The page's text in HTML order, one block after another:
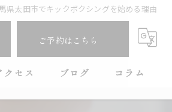
県太田市でキックボクシングを始める理由
ご予約はこちら
クセス ブログ コラム